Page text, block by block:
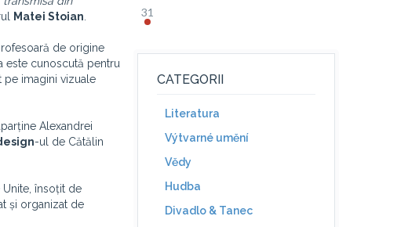
Matei Stoian
de origine
este cunoscută pentru
pe imagini vizuale
Alexandrei
-ul de Cătălin
Unite, însoțit de
și organizat de
31
CATEGORII
Literatura
Výtvarné umění
Vědy
Hudba
Divadlo & Tanec